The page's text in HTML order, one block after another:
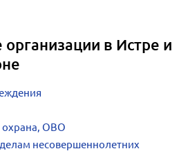
в Истре и
охрана, ОВО
несовершеннолетних